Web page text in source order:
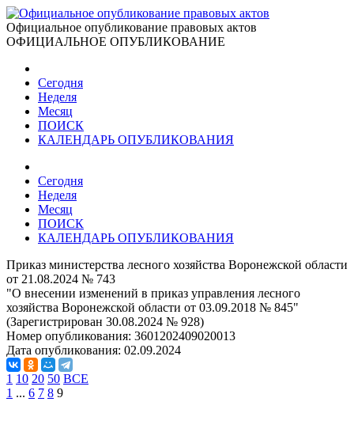
Официальное опубликование правовых актов
ОФИЦИАЛЬНОЕ ОПУБЛИКОВАНИЕ
Сегодня
Неделя
Месяц
ПОИСК
КАЛЕНДАРЬ ОПУБЛИКОВАНИЯ
Сегодня
Неделя
Месяц
ПОИСК
КАЛЕНДАРЬ ОПУБЛИКОВАНИЯ
Приказ министерства лесного хозяйства Воронежской области
от 21.08.2024 № 743
"О внесении изменений в приказ управления лесного
хозяйства Воронежской области от 03.09.2018 № 845"
(Зарегистрирован 30.08.2024 № 928)
Номер опубликования: 3601202409020013
Дата опубликования: 02.09.2024
1 10 20 50 ВСЕ
1 ... 6 7 8 9